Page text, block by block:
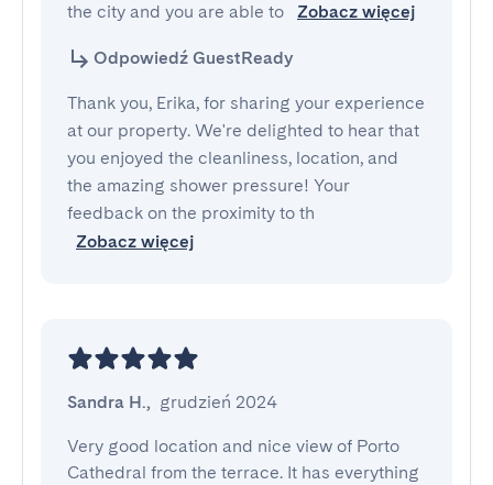
the city and you are able to
Zobacz więcej
Odpowiedź GuestReady
Thank you, Erika, for sharing your experience
at our property. We're delighted to hear that
you enjoyed the cleanliness, location, and
the amazing shower pressure! Your
feedback on the proximity to th
Zobacz więcej
Sandra H., grudzień 2024
Very good location and nice view of Porto
Cathedral from the terrace. It has everything